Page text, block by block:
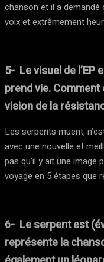
chanson et il a demandé
voix et extrêmement
5- Le visuel de l’EP
prend vie.
vision de la
Les serpents muent,
avec une nouvelle et
pas qu’il y ait une image
voyage en 5 étapes que
6- Le serpent est
représente la